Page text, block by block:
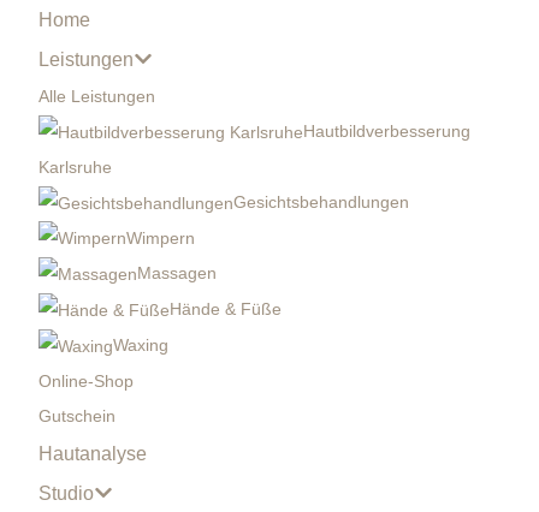
Home
Leistungen
Alle Leistungen
Hautbildverbesserung
Karlsruhe
Gesichtsbehandlungen
Wimpern
Massagen
Hände & Füße
Waxing
Online-Shop
Gutschein
Hautanalyse
Studio